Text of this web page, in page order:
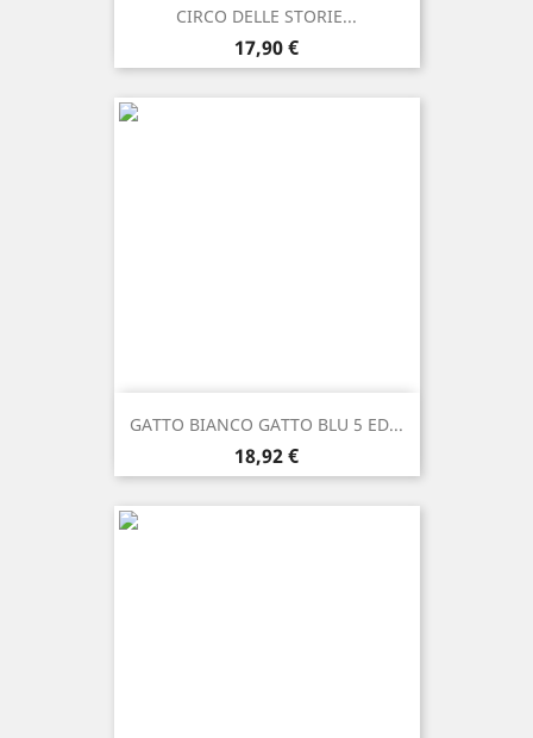
CIRCO DELLE STORIE...
Prezzo
17,90 €
GATTO BIANCO GATTO BLU 5 ED...
Prezzo
18,92 €